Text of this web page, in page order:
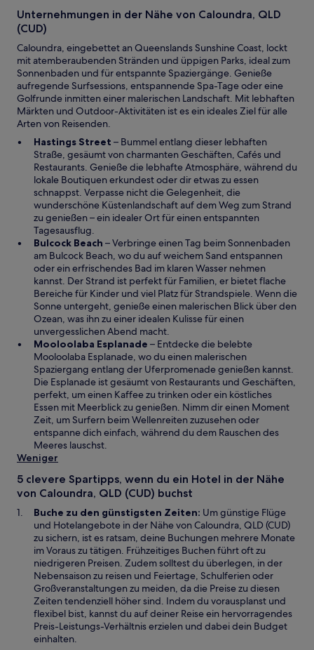
n
t
r
g
e
ö
f
f
t
n
e
n
F
e
n
s
e
r
g
e
ö
f
f
e
t
Unternehmungen in der Nähe von Caloundra, QLD
(CUD)
Caloundra, eingebettet an Queenslands Sunshine Coast, lockt
mit atemberaubenden Stränden und üppigen Parks, ideal zum
Sonnenbaden und für entspannte Spaziergänge. Genieße
aufregende Surfsessions, entspannende Spa-Tage oder eine
Golfrunde inmitten einer malerischen Landschaft. Mit lebhaften
Märkten und Outdoor-Aktivitäten ist es ein ideales Ziel für alle
Arten von Reisenden.
Hastings Street W
i
r
d
i
n
e
n
e
m
n
e
u
e
n
F
e
n
s
t
e
r
g
f
n
e
t
– Bummel entlang dieser lebhaften
Straße, gesäumt von charmanten Geschäften, Cafés und
Restaurants. Genieße die lebhafte Atmosphäre, während du
lokale Boutiquen erkundest oder dir etwas zu essen
schnappst. Verpasse nicht die Gelegenheit, die
wunderschöne Küstenlandschaft auf dem Weg zum Strand
zu genießen – ein idealer Ort für einen entspannten
Tagesausflug.
Bulcock Beach W
i
r
d
i
n
e
i
n
e
m
n
e
u
e
n
F
s
t
r
g
e
ö
f
f
n
e
t
– Verbringe einen Tag beim Sonnenbaden
am Bulcock Beach, wo du auf weichem Sand entspannen
oder ein erfrischendes Bad im klaren Wasser nehmen
kannst. Der Strand ist perfekt für Familien, er bietet flache
Bereiche für Kinder und viel Platz für Strandspiele. Wenn die
Sonne untergeht, genieße einen malerischen Blick über den
Ozean, was ihn zu einer idealen Kulisse für einen
unvergesslichen Abend macht.
Mooloolaba Esplanade W
i
r
d
i
n
e
i
n
e
e
n
F
e
n
s
t
e
g
– Entdecke die belebte
Mooloolaba Esplanade, wo du einen malerischen
Spaziergang entlang der Uferpromenade genießen kannst.
Die Esplanade ist gesäumt von Restaurants und Geschäften,
perfekt, um einen Kaffee zu trinken oder ein köstliches
Essen mit Meerblick zu genießen. Nimm dir einen Moment
Zeit, um Surfern beim Wellenreiten zuzusehen oder
entspanne dich einfach, während du dem Rauschen des
Meeres lauschst.
Weniger
5 clevere Spartipps, wenn du ein Hotel in der Nähe
von Caloundra, QLD (CUD) buchst
Buche zu den günstigsten Zeiten: Um günstige Flüge
und Hotelangebote in der Nähe von Caloundra, QLD (CUD)
zu sichern, ist es ratsam, deine Buchungen mehrere Monate
im Voraus zu tätigen. Frühzeitiges Buchen führt oft zu
niedrigeren Preisen. Zudem solltest du überlegen, in der
Nebensaison zu reisen und Feiertage, Schulferien oder
Großveranstaltungen zu meiden, da die Preise zu diesen
Zeiten tendenziell höher sind. Indem du vorausplanst und
flexibel bist, kannst du auf deiner Reise ein hervorragendes
Preis-Leistungs-Verhältnis erzielen und dabei dein Budget
einhalten.